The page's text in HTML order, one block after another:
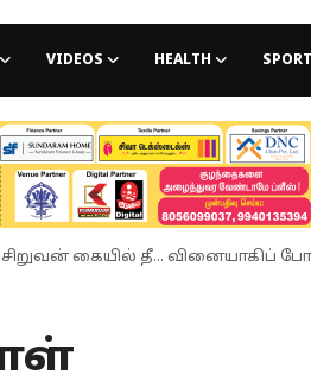
VIDEOS HEALTH
சிறுவன் கையில் தீ... வினையாகிப்